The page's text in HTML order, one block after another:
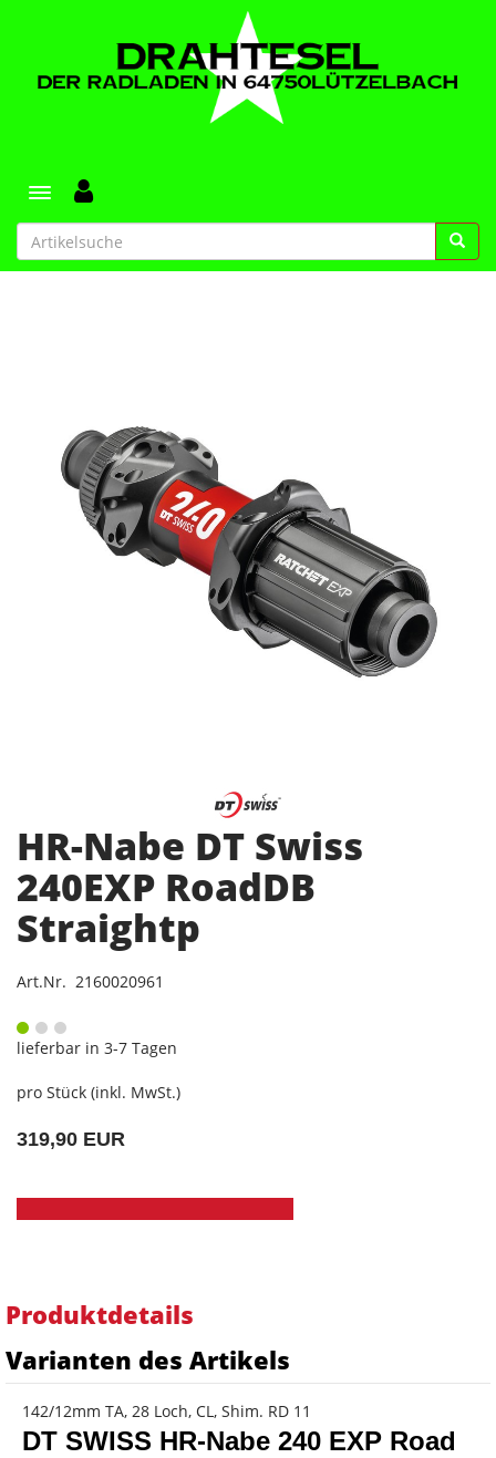
Toggle navigation
HR-Nabe DT Swiss
240EXP RoadDB
Straightp
Art.Nr. 2160020961
lieferbar in 3-7 Tagen
pro Stück (inkl. MwSt.)
319,90 EUR
Produktdetails
Varianten des Artikels
142/12mm TA, 28 Loch, CL, Shim. RD 11
DT SWISS HR-Nabe 240 EXP Road